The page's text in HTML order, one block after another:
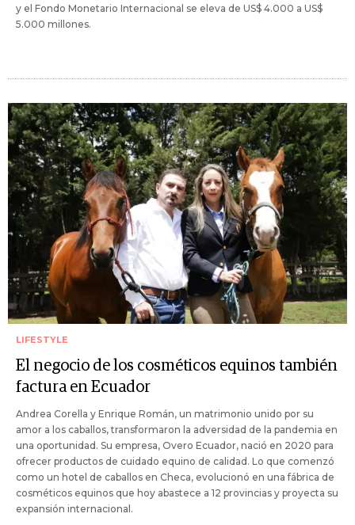
y el Fondo Monetario Internacional se eleva de US$ 4.000 a US$
5.000 millones.
LIFESTYLE
El negocio de los cosméticos equinos también
factura en Ecuador
Andrea Corella y Enrique Román, un matrimonio unido por su
amor a los caballos, transformaron la adversidad de la pandemia en
una oportunidad. Su empresa, Overo Ecuador, nació en 2020 para
ofrecer productos de cuidado equino de calidad. Lo que comenzó
como un hotel de caballos en Checa, evolucionó en una fábrica de
cosméticos equinos que hoy abastece a 12 provincias y proyecta su
expansión internacional.